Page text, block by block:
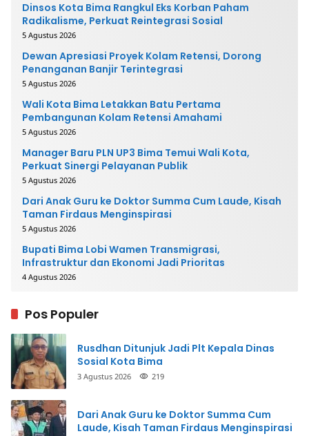
Dinsos Kota Bima Rangkul Eks Korban Paham
Radikalisme, Perkuat Reintegrasi Sosial
5 Agustus 2026
Dewan Apresiasi Proyek Kolam Retensi, Dorong
Penanganan Banjir Terintegrasi
5 Agustus 2026
Wali Kota Bima Letakkan Batu Pertama
Pembangunan Kolam Retensi Amahami
5 Agustus 2026
Manager Baru PLN UP3 Bima Temui Wali Kota,
Perkuat Sinergi Pelayanan Publik
5 Agustus 2026
Dari Anak Guru ke Doktor Summa Cum Laude, Kisah
Taman Firdaus Menginspirasi
5 Agustus 2026
Bupati Bima Lobi Wamen Transmigrasi,
Infrastruktur dan Ekonomi Jadi Prioritas
4 Agustus 2026
Pos Populer
Rusdhan Ditunjuk Jadi Plt Kepala Dinas
Sosial Kota Bima
3 Agustus 2026 219
Dari Anak Guru ke Doktor Summa Cum
Laude, Kisah Taman Firdaus Menginspirasi